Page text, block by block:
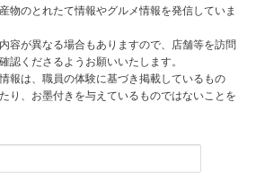
物のとれたて情報やグルメ情報を発信していま
容が異なる場合もありますので、店舗等を訪問
認くださるようお願いいたします。
報は、職員の体験に基づき掲載しているもの
り、お墨付きを与えているものではないことを